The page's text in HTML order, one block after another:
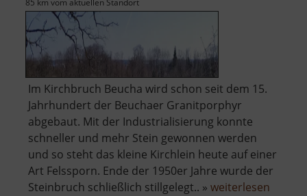
85 km vom aktuellen Standort
Im Kirchbruch Beucha wird schon seit dem 15.
Jahrhundert der Beuchaer Granitporphyr
abgebaut. Mit der Industrialisierung konnte
schneller und mehr Stein gewonnen werden
und so steht das kleine Kirchlein heute auf einer
Art Felssporn. Ende der 1950er Jahre wurde der
Steinbruch schließlich stillgelegt.. » weiterlesen